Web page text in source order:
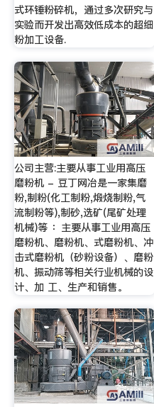
式环锤粉碎机，通过多次研究与
实验而开发出高效低成本的超细
粉加工设备.
公司主营:主要从事工业用高压
磨粉机 - 豆丁网冶是一家集磨
粉,制粉(化工制粉,煅烧制粉,气
流制粉等),制砂,选矿(尾矿处理
机械)等 ：主要从事工业用高压
磨粉机、磨粉机、式磨粉机、冲
击式磨粉机（砂粉设备）、磨粉
机、振动筛等相关行业机械的设
计、加 工、生产和销售。